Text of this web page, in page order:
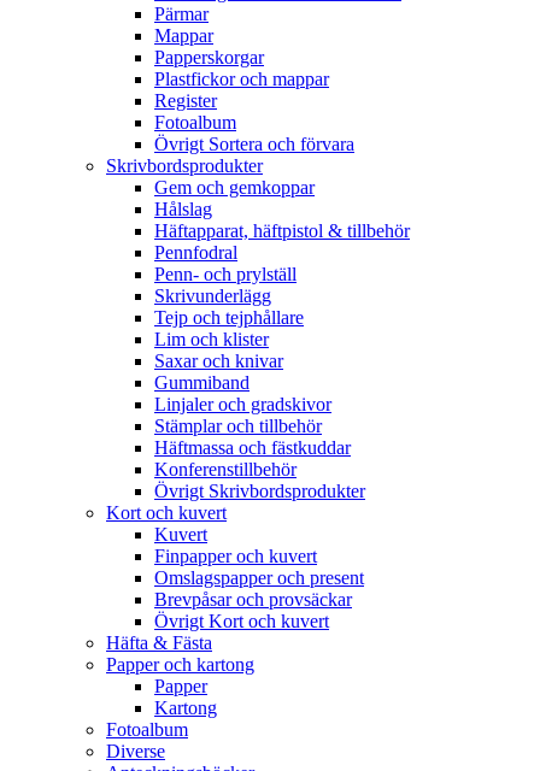
Pärmar
Mappar
Papperskorgar
Plastfickor och mappar
Register
Fotoalbum
Övrigt Sortera och förvara
Skrivbordsprodukter
Gem och gemkoppar
Hålslag
Häftapparat, häftpistol & tillbehör
Pennfodral
Penn- och prylställ
Skrivunderlägg
Tejp och tejphållare
Lim och klister
Saxar och knivar
Gummiband
Linjaler och gradskivor
Stämplar och tillbehör
Häftmassa och fästkuddar
Konferenstillbehör
Övrigt Skrivbordsprodukter
Kort och kuvert
Kuvert
Finpapper och kuvert
Omslagspapper och present
Brevpåsar och provsäckar
Övrigt Kort och kuvert
Häfta & Fästa
Papper och kartong
Papper
Kartong
Fotoalbum
Diverse